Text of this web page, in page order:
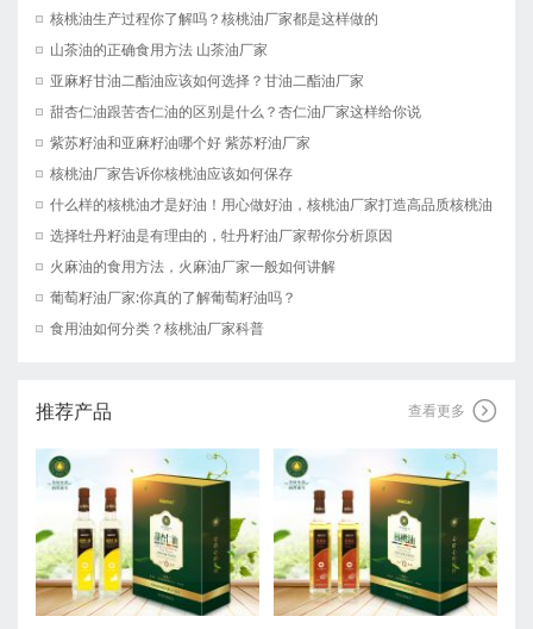
核桃油生产过程你了解吗？核桃油厂家都是这样做的
山茶油的正确食用方法 山茶油厂家
亚麻籽甘油二酯油应该如何选择？甘油二酯油厂家
甜杏仁油跟苦杏仁油的区别是什么？杏仁油厂家这样给你说
紫苏籽油和亚麻籽油哪个好 紫苏籽油厂家
核桃油厂家告诉你核桃油应该如何保存
什么样的核桃油才是好油！用心做好油，核桃油厂家打造高品质核桃油
选择牡丹籽油是有理由的，牡丹籽油厂家帮你分析原因
火麻油的食用方法，火麻油厂家一般如何讲解
葡萄籽油厂家:你真的了解葡萄籽油吗？
食用油如何分类？核桃油厂家科普
推荐产品 查看更多 